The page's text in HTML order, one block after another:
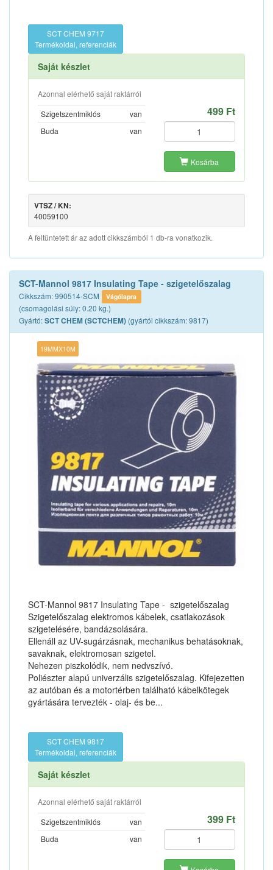
SCT CHEM 9717
Termékoldal, referenciák
Saját készlet
Azonnal elérhető saját raktárról
Szigetszentmiklós
van
Buda
van
499 Ft
Kosárba
VTSZ / KN:
40059100
A feltüntetett ár az adott cikkszámból 1 db-ra vonatkozik.
SCT-Mannol 9817 Insulating Tape - szigetelőszalag
Cikkszám: 990514-SCM Vágólapra
(csomagolási súly: 0.20 kg.)
Gyártó:SCT CHEM (SCTCHEM) (gyártói cikkszám: 9817)
19MMX10M
SCT-Mannol 9817 Insulating Tape - szigetelőszalag
Szigetelőszalag elektromos kábelek, csatlakozások
szigetelésére, bandázsolására.
Ellenáll az UV-sugárzásnak, mechanikus behatásoknak,
savaknak, elektromosan szigetel.
Nehezen piszkolódik, nem nedvszívó.
Poliészter alapú univerzális szigetelőszalag. Kifejezetten
az autóban és a motortérben található kábelkötegek
gyártására tervezték - olaj- és be...
SCT CHEM 9817
Termékoldal, referenciák
Saját készlet
Azonnal elérhető saját raktárról
Szigetszentmiklós
van
Buda
van
399 Ft